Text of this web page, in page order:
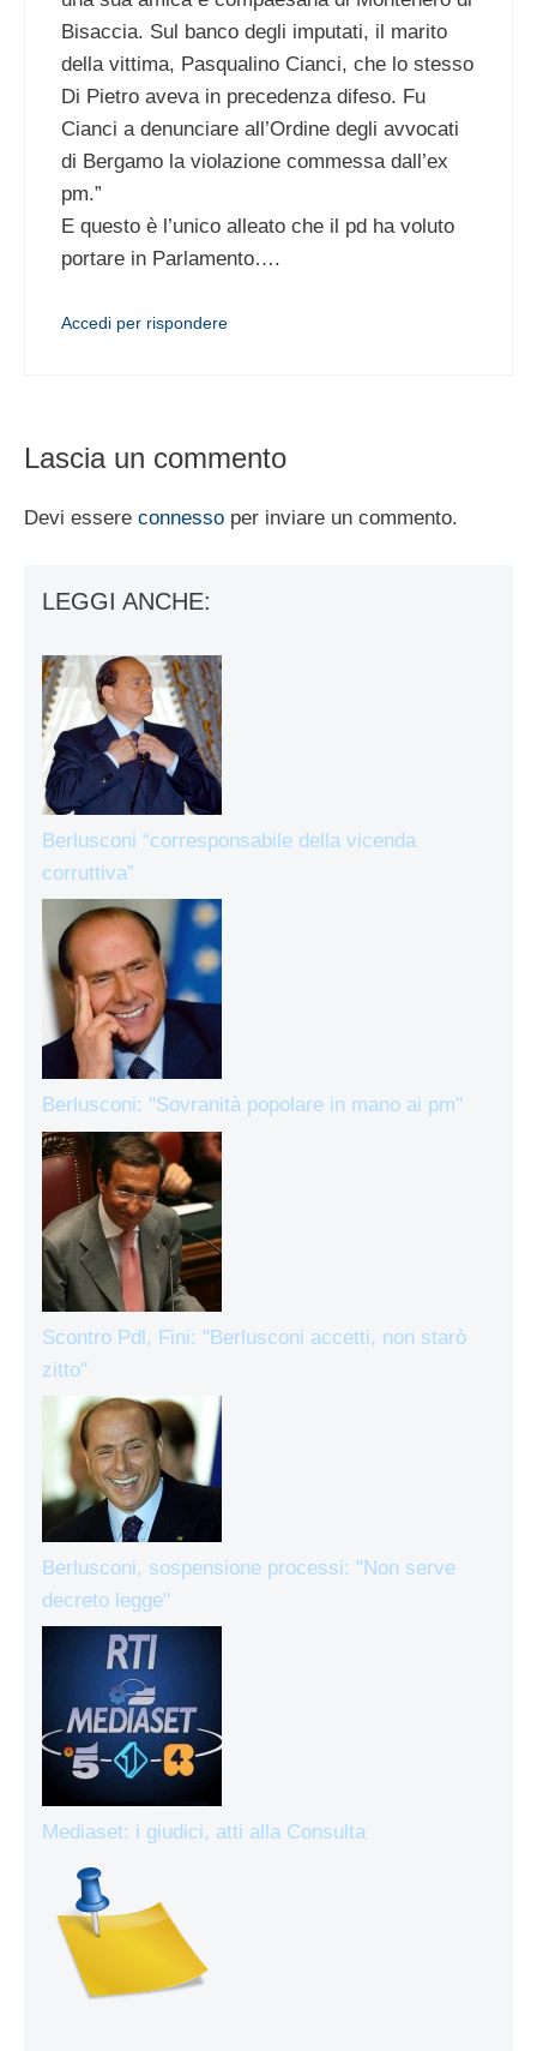
Bisaccia. Sul banco degli imputati, il marito
della vittima, Pasqualino Cianci, che lo stesso
Di Pietro aveva in precedenza difeso. Fu
Cianci a denunciare all’Ordine degli avvocati
di Bergamo la violazione commessa dall’ex
pm.”
E questo è l’unico alleato che il pd ha voluto
portare in Parlamento….
Accedi per rispondere
Lascia un commento
Devi essere connesso per inviare un commento.
LEGGI ANCHE:
Berlusconi “corresponsabile della vicenda
corruttiva”
Berlusconi: "Sovranità popolare in mano ai pm"
Scontro Pdl, Fini: "Berlusconi accetti, non starò
zitto"
Berlusconi, sospensione processi: "Non serve
decreto legge"
Mediaset: i giudici, atti alla Consulta